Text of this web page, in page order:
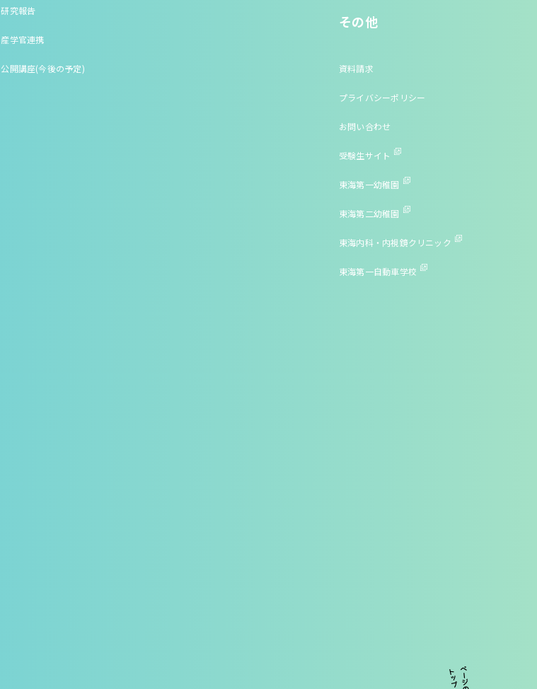
研究報告
産学官連携
公開講座(今後の予定)
その他
資料請求
プライバシーポリシー
お問い合わせ
受験生サイト
東海第一幼稚園
東海第二幼稚園
東海内科・内視鏡クリニック
東海第一自動車学校